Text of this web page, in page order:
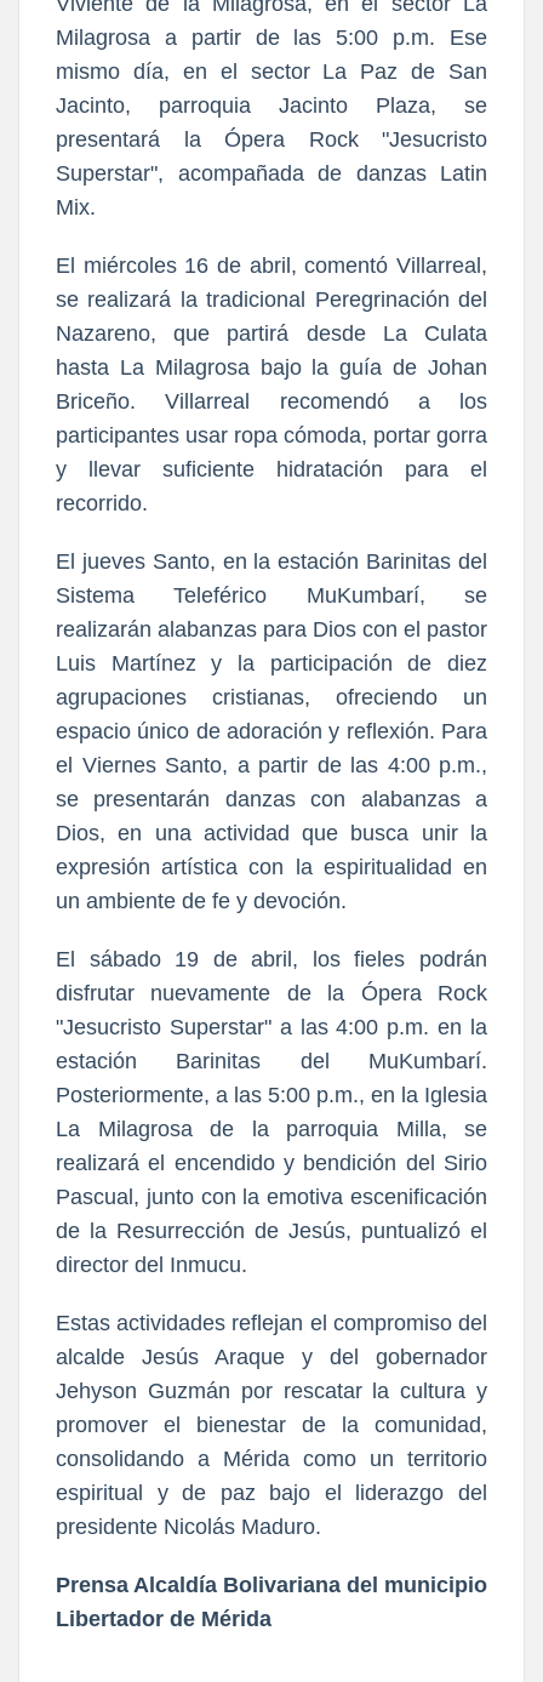
Milagrosa a partir de las 5:00 p.m. Ese
mismo día, en el sector La Paz de San
Jacinto, parroquia Jacinto Plaza, se
presentará la Ópera Rock "Jesucristo
Superstar", acompañada de danzas Latin
Mix.
El miércoles 16 de abril, comentó Villarreal,
se realizará la tradicional Peregrinación del
Nazareno, que partirá desde La Culata
hasta La Milagrosa bajo la guía de Johan
Briceño. Villarreal recomendó a los
participantes usar ropa cómoda, portar gorra
y llevar suficiente hidratación para el
recorrido.
El jueves Santo, en la estación Barinitas del
Sistema Teleférico MuKumbarí, se
realizarán alabanzas para Dios con el pastor
Luis Martínez y la participación de diez
agrupaciones cristianas, ofreciendo un
espacio único de adoración y reflexión. Para
el Viernes Santo, a partir de las 4:00 p.m.,
se presentarán danzas con alabanzas a
Dios, en una actividad que busca unir la
expresión artística con la espiritualidad en
un ambiente de fe y devoción.
El sábado 19 de abril, los fieles podrán
disfrutar nuevamente de la Ópera Rock
"Jesucristo Superstar" a las 4:00 p.m. en la
estación Barinitas del MuKumbarí.
Posteriormente, a las 5:00 p.m., en la Iglesia
La Milagrosa de la parroquia Milla, se
realizará el encendido y bendición del Sirio
Pascual, junto con la emotiva escenificación
de la Resurrección de Jesús, puntualizó el
director del Inmucu.
Estas actividades reflejan el compromiso del
alcalde Jesús Araque y del gobernador
Jehyson Guzmán por rescatar la cultura y
promover el bienestar de la comunidad,
consolidando a Mérida como un territorio
espiritual y de paz bajo el liderazgo del
presidente Nicolás Maduro.
Prensa Alcaldía Bolivariana del municipio
Libertador de Mérida